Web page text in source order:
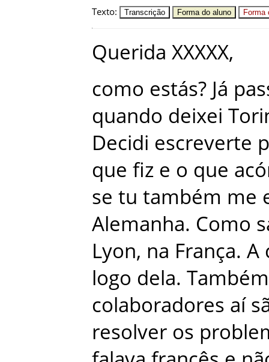
Texto: Transcrição Forma do aluno Forma
Querida XXXXX,
como estás? Já
quando deixei
Decidi escreverte
que fiz e o que
se tu também me
Alemanha. Como
Lyon, na França. A
logo dela. Também
colaboradores aí
resolver os